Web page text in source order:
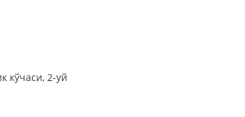
кўчаси, 2-уй